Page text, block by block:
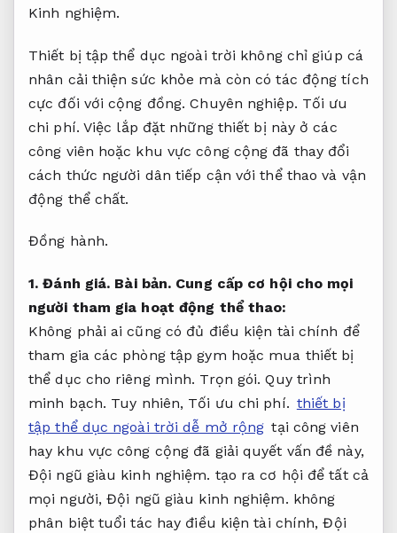
Kinh nghiệm.
Thiết bị tập thể dục ngoài trời không chỉ giúp cá
nhân cải thiện sức khỏe mà còn có tác động tích
cực đối với cộng đồng.Chuyên nghiệp. Tối ưu
chi phí. Việc lắp đặt những thiết bị này ở các
công viên hoặc khu vực công cộng đã thay đổi
cách thức người dân tiếp cận với thể thao và vận
động thể chất.
Đồng hành.
1.Đánh giá. Bài bản. Cung cấp cơ hội cho mọi
người tham gia hoạt động thể thao:
Không phải ai cũng có đủ điều kiện tài chính để
tham gia các phòng tập gym hoặc mua thiết bị
thể dục cho riêng mình. Trọn gói. Quy trình
minh bạch. Tuy nhiên, Tối ưu chi phí. thiết bị
tập thể dục ngoài trời dễ mở rộng tại công viên
hay khu vực công cộng đã giải quyết vấn đề này,
Đội ngũ giàu kinh nghiệm. tạo ra cơ hội để tất cả
mọi người,Đội ngũ giàu kinh nghiệm. không
phân biệt tuổi tác hay điều kiện tài chính,Đội